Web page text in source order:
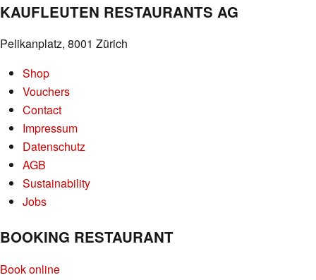
KAUFLEUTEN RESTAURANTS AG
Pelikanplatz, 8001 Zürich
Shop
Vouchers
Contact
Impressum
Datenschutz
AGB
Sustainability
Jobs
BOOKING RESTAURANT
Book online